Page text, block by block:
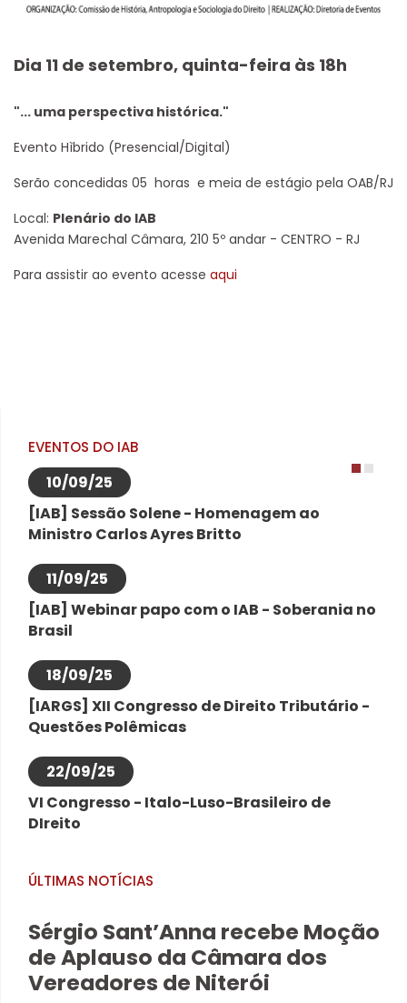
Dia 11 de setembro, quinta-feira às 18h
"... uma perspectiva histórica."
Evento Hìbrido (Presencial/Digital)
Serão concedidas 05 horas e meia de estágio pela OAB/RJ
Local: Plenário do IAB
Avenida Marechal Câmara, 210 5º andar - CENTRO - RJ
Para assistir ao evento acesse aqui
EVENTOS DO IAB
10/09/25
[IAB] Sessão Solene - Homenagem ao
Ministro Carlos Ayres Britto
11/09/25
[IAB] Webinar papo com o IAB - Soberania no
Brasil
18/09/25
[IARGS] XII Congresso de Direito Tributário -
Questões Polêmicas
22/09/25
VI Congresso - Italo-Luso-Brasileiro de
DIreito
ÚLTIMAS NOTÍCIAS
Sérgio Sant’Anna recebe Moção
de Aplauso da Câmara dos
Vereadores de Niterói